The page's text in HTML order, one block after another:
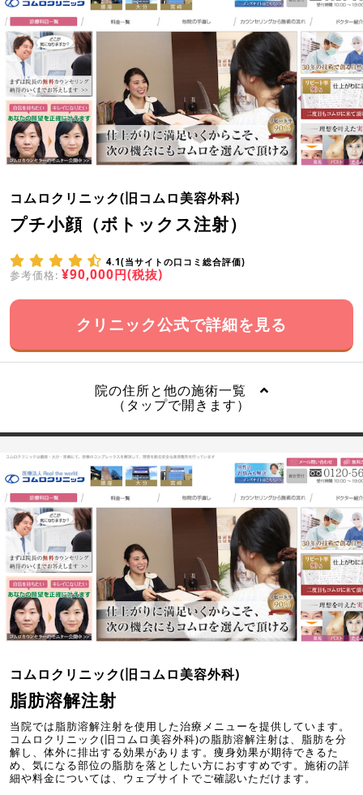
コムロクリニック(旧コムロ美容外科)
プチ小顔（ボトックス注射）
4.1(当サイトの口コミ総合評価)
参考価格: ¥90,000円(税抜)
クリニック公式で詳細を見る
院の住所と他の施術一覧
（タップで開きます）
コムロクリニック(旧コムロ美容外科)
脂肪溶解注射
当院では脂肪溶解注射を使用した治療メニューを提供しています。
コムロクリニック(旧コムロ美容外科)の脂肪溶解注射は、脂肪を分
解し、体外に排出する効果があります。痩身効果が期待できるた
め、気になる部位の脂肪を落としたい方におすすめです。施術の詳
細や料金については、ウェブサイトでご確認いただけます。